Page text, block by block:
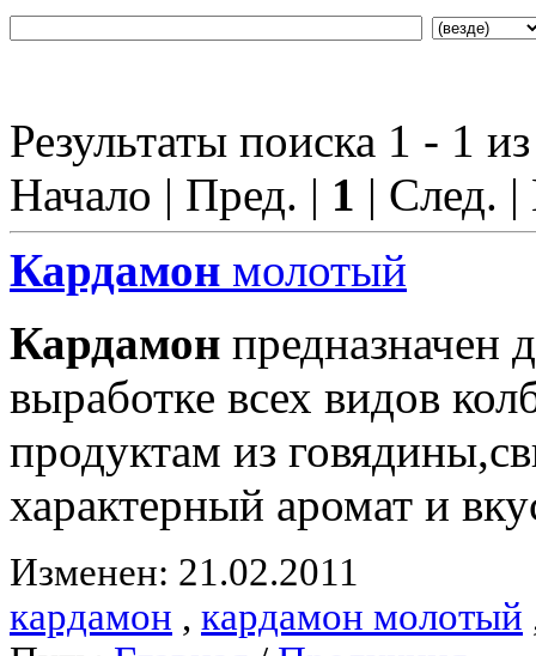
Результаты поиска 1 - 1
Начало | Пред. | 1 | След.
Кардамон молотый
Кардамон предназначен
выработке всех видов
продуктам из
характерный аромат и
Изменен: 21.02.2011
кардамон , кардамон молотый